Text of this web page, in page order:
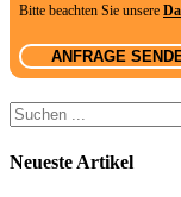
Bitte beachten Sie unsere
Suchen
Neueste Artikel